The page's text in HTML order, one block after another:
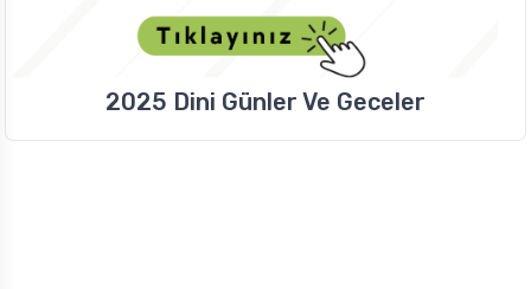
2025 Dini Günler Ve Geceler